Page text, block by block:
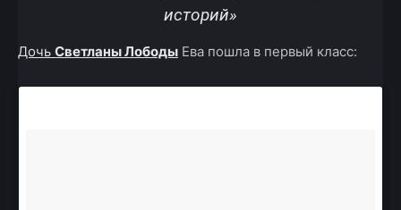
историй»
Дочь Светланы Лободы Ева пошла в первый класс: